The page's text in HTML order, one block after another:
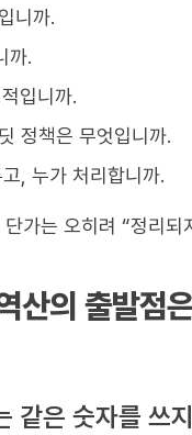
니까.
까.
입니까.
정책은 무엇입니까.
, 누가 처리합니까.
가는 오히려 “정리되
산의 출발점
같은 숫자를 쓰